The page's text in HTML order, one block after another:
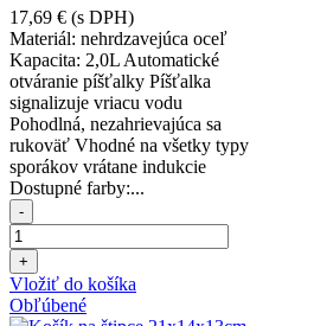
17,69 € (s DPH)
Materiál: nehrdzavejúca oceľ
Kapacita: 2,0L Automatické
otváranie píšťalky Píšťalka
signalizuje vriacu vodu
Pohodlná, nezahrievajúca sa
rukoväť Vhodné na všetky typy
sporákov vrátane indukcie
Dostupné farby:...
-
+
Vložiť do košíka
Obľúbené